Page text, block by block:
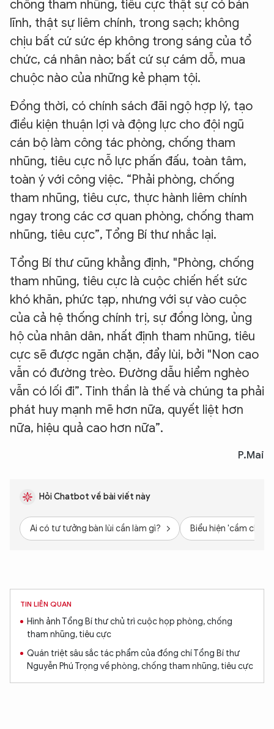
chống tham nhũng, tiêu cực thật sự có bản
lĩnh, thật sự liêm chính, trong sạch; không
chịu bất cứ sức ép không trong sáng của tổ
chức, cá nhân nào; bất cứ sự cám dỗ, mua
chuộc nào của những kẻ phạm tội.
Đồng thời, có chính sách đãi ngộ hợp lý, tạo
điều kiện thuận lợi và động lực cho đội ngũ
cán bộ làm công tác phòng, chống tham
nhũng, tiêu cực nỗ lực phấn đấu, toàn tâm,
toàn ý với công việc. “Phải phòng, chống
tham nhũng, tiêu cực, thực hành liêm chính
ngay trong các cơ quan phòng, chống tham
nhũng, tiêu cực”, Tổng Bí thư nhắc lại.
Tổng Bí thư cũng khẳng định, "Phòng, chống
tham nhũng, tiêu cực là cuộc chiến hết sức
khó khăn, phức tạp, nhưng với sự vào cuộc
của cả hệ thống chính trị, sự đồng lòng, ủng
hộ của nhân dân, nhất định tham nhũng, tiêu
cực sẽ được ngăn chặn, đẩy lùi, bởi "Non cao
vẫn có đường trèo. Đường dẫu hiểm nghèo
vẫn có lối đi”. Tinh thần là thế và chúng ta phải
phát huy mạnh mẽ hơn nữa, quyết liệt hơn
nữa, hiệu quả cao hơn nữa”.
P.Mai
Hỏi Chatbot về bài viết này
Ai có tư tưởng bàn lùi cần làm gì? Biểu hiện 'cầm
TIN LIÊN QUAN
Hình ảnh Tổng Bí thư chủ trì cuộc họp phòng, chống
tham nhũng, tiêu cực
Quán triệt sâu sắc tác phẩm của đồng chí Tổng Bí thư
Nguyễn Phú Trọng về phòng, chống tham nhũng, tiêu cực